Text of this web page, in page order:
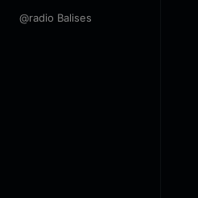
@radio Balises